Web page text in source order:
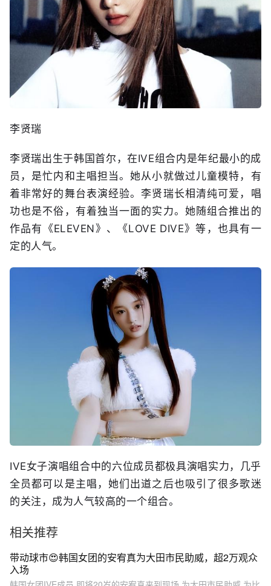
李贤瑞
李贤瑞出生于韩国首尔，在IVE组合内是年纪最小的成
员，是忙内和主唱担当。她从小就做过儿童模特，有
着非常好的舞台表演经验。李贤瑞长相清纯可爱，唱
功也是不俗，有着独当一面的实力。她随组合推出的
作品有《ELEVEN》、《LOVE DIVE》等，也具有一
定的人气。
IVE女子演唱组合中的六位成员都极具演唱实力，几乎
全员都可以是主唱，她们出道之后也吸引了很多歌迷
的关注，成为人气较高的一个组合。
相关推荐
带动球市😍韩国女团的安宥真为大田市民助威，超2万观众
入场